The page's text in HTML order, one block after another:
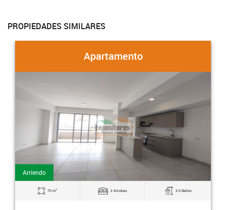
PROPIEDADES SIMILARES
Apartamento
Arriendo
70 m2 2 Alcobas 2.0 Baños